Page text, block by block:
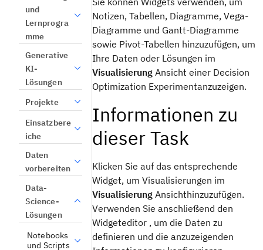
und
Lernprogra
mme
Generative
KI-
Lösungen
Projekte
Einsatzbere
iche
Daten
vorbereiten
Data-
Science-
Lösungen
Notebooks
und Scripts
Notizen, Tabellen, Diagramme, Vega-
Diagramme und Gantt-Diagramme
sowie Pivot-Tabellen hinzuzufügen, um
Ihre Daten oder Lösungen im
Visualisierung Ansicht einer Decision
Optimization Experimentanzuzeigen.
Informationen zu
dieser Task
Klicken Sie auf das entsprechende
Widget, um Visualisierungen im
Visualisierung Ansichthinzuzufügen.
Verwenden Sie anschließend den
Widgeteditor, um die Daten zu
definieren und die anzuzeigenden